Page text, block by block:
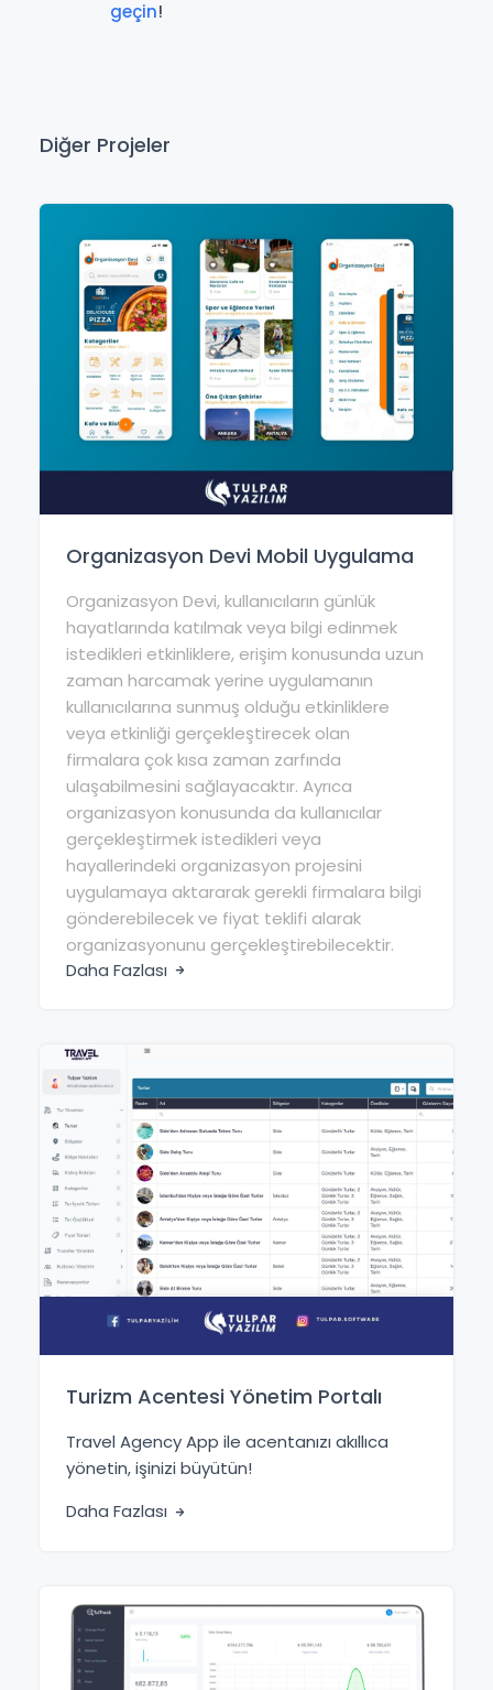
geçin!
Diğer Projeler
Organizasyon Devi Mobil Uygulama
Organizasyon Devi, kullanıcıların günlük
hayatlarında katılmak veya bilgi edinmek
istedikleri etkinliklere, erişim konusunda uzun
zaman harcamak yerine uygulamanın
kullanıcılarına sunmuş olduğu etkinliklere
veya etkinliği gerçekleştirecek olan
firmalara çok kısa zaman zarfında
ulaşabilmesini sağlayacaktır. Ayrıca
organizasyon konusunda da kullanıcılar
gerçekleştirmek istedikleri veya
hayallerindeki organizasyon projesini
uygulamaya aktararak gerekli firmalara bilgi
gönderebilecek ve fiyat teklifi alarak
organizasyonunu gerçekleştirebilecektir.
Daha Fazlası
Turizm Acentesi Yönetim Portalı
Travel Agency App ile acentanızı akıllıca
yönetin, işinizi büyütün!
Daha Fazlası